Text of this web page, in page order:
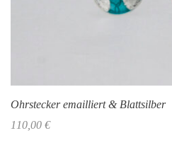
Ohrstecker emailliert & Blattsilber
110,00 €